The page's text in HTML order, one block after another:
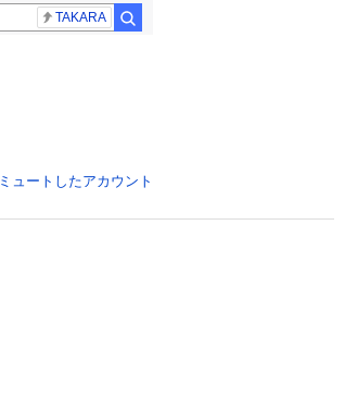
TAKARA
ミュートしたアカウント